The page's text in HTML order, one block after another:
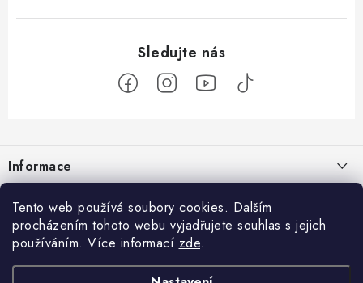
Tento web používá soubory cookies. Dalším
procházením tohoto webu vyjadřujete souhlas s jejich
používáním. Více informací zde.
p
a
Informace
Velkoobchod
Botanic
Blog
Projekt Botanic pomáhá
Blog Botanic – průvodce světem bylin, vitamínů a
doplňků stravy